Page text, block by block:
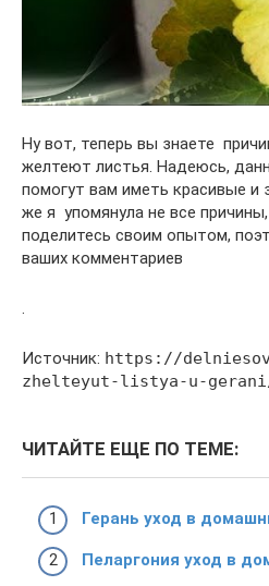
Ну вот, теперь вы знаете
желтеют листья. Надеюсь,
помогут вам иметь красивые и
же я упомянула не все
поделитесь своим опытом,
ваших комментариев
Источник: https://
zhelteyut-listya-u-
ЧИТАЙТЕ ЕЩЕ ПО ТЕМЕ:
Герань уход в
Пеларгония уход в